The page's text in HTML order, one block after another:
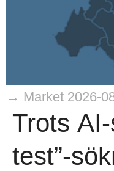
→ Market 2026-
Trots
test”-